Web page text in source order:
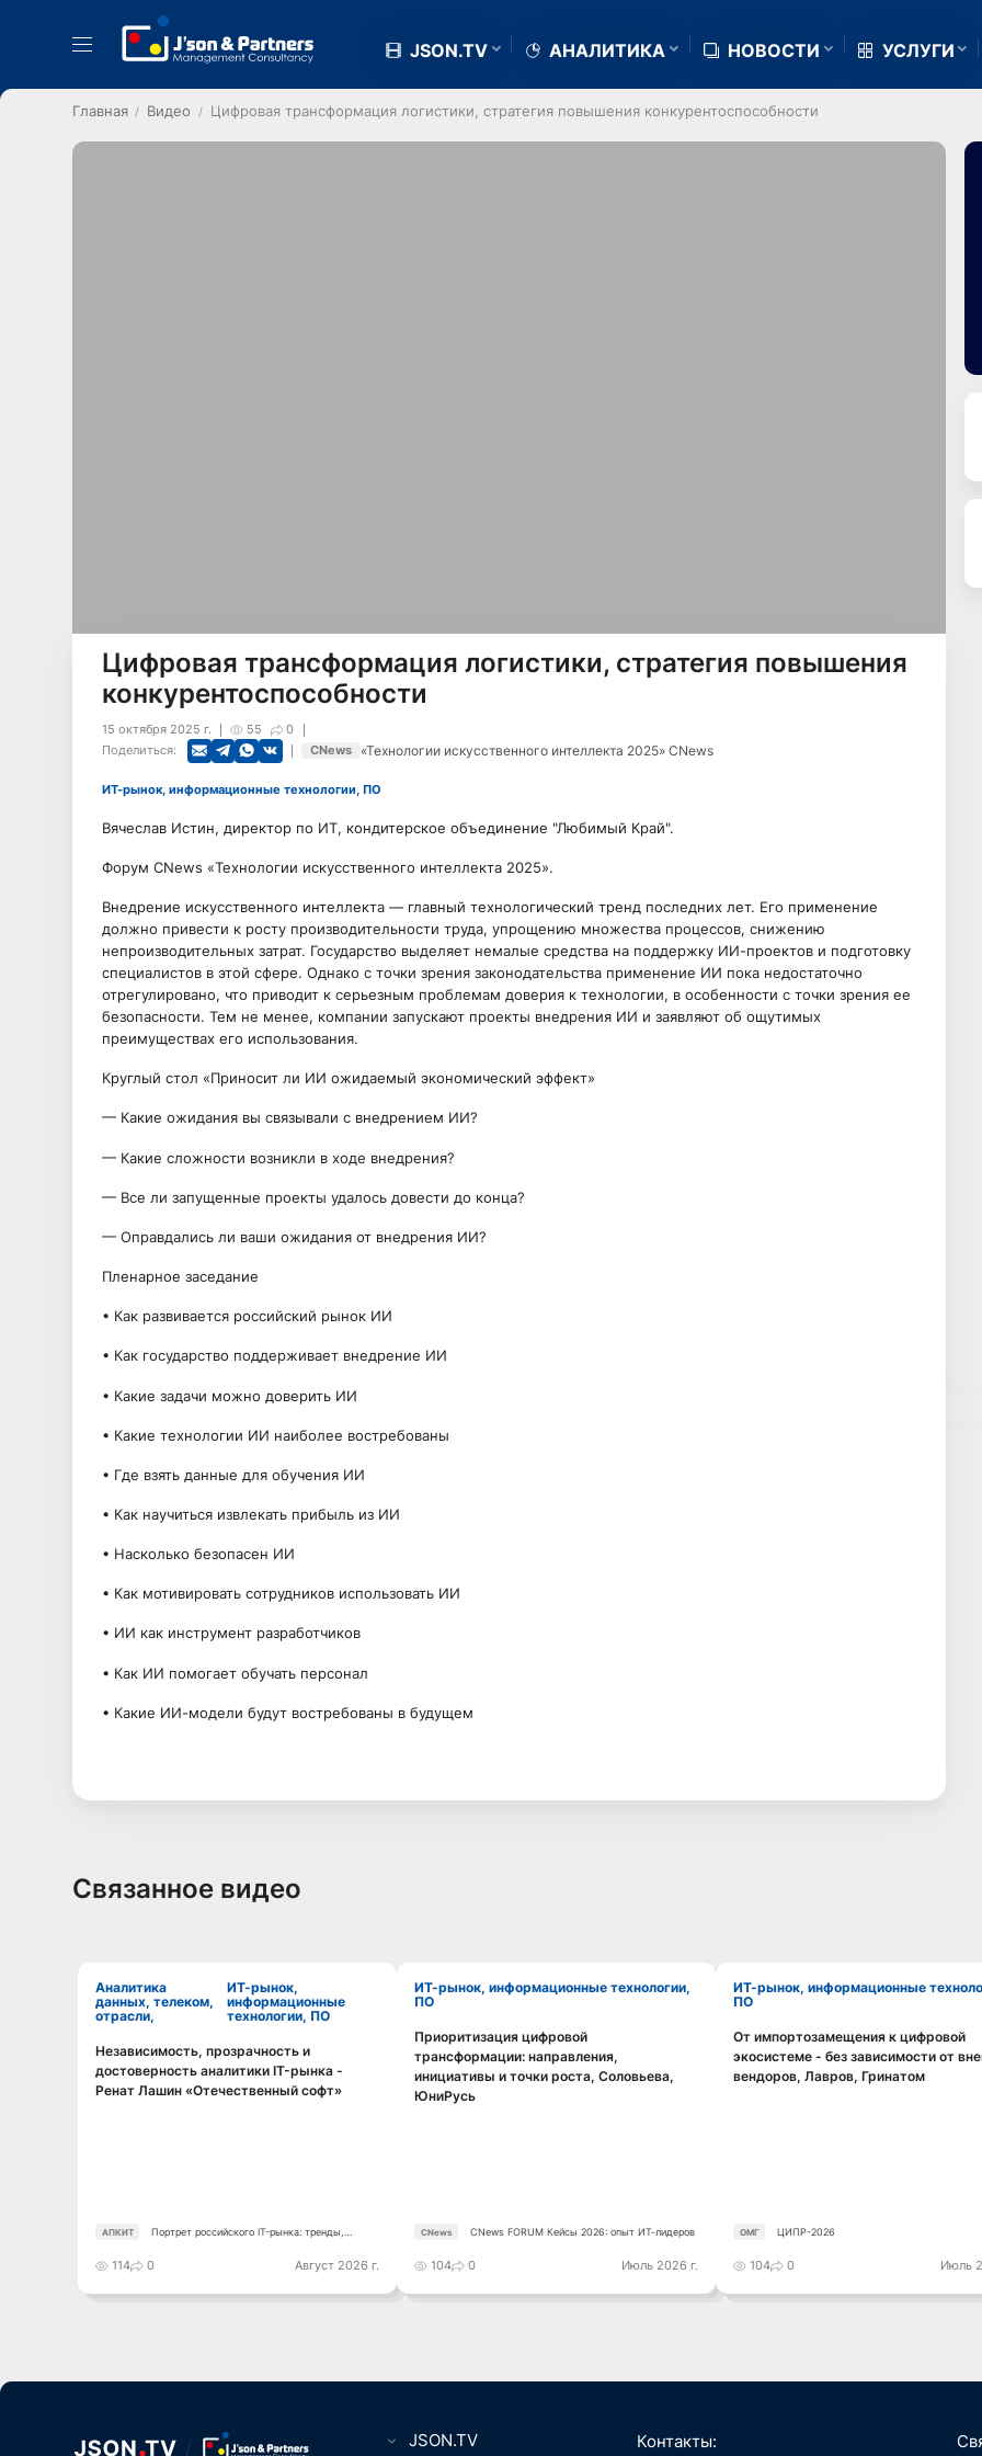
JSON.TV АНАЛИТИКА НОВОСТИ УСЛУГИ
Главная Видео Цифровая трансформация логистики, стратегия повышения конкурентоспособности
Цифровая трансформация логистики, стратегия повышения
конкурентоспособности
55 0
15 октября 2025 г.
Поделиться:
CNews «Технологии искусственного интеллекта 2025» CNews
ИТ-рынок, информационные технологии, ПО
Вячеслав Истин, директор по ИТ, кондитерское объединение "Любимый Край".
Форум CNews «Технологии искусственного интеллекта 2025».
Внедрение искусственного интеллекта — главный технологический тренд последних лет. Его применение
должно привести к росту производительности труда, упрощению множества процессов, снижению
непроизводительных затрат. Государство выделяет немалые средства на поддержку ИИ-проектов и подготовку
специалистов в этой сфере. Однако с точки зрения законодательства применение ИИ пока недостаточно
отрегулировано, что приводит к серьезным проблемам доверия к технологии, в особенности с точки зрения ее
безопасности. Тем не менее, компании запускают проекты внедрения ИИ и заявляют об ощутимых
преимуществах его использования.
Круглый стол «Приносит ли ИИ ожидаемый экономический эффект»
— Какие ожидания вы связывали с внедрением ИИ?
— Какие сложности возникли в ходе внедрения?
— Все ли запущенные проекты удалось довести до конца?
— Оправдались ли ваши ожидания от внедрения ИИ?
Пленарное заседание
• Как развивается российский рынок ИИ
• Как государство поддерживает внедрение ИИ
• Какие задачи можно доверить ИИ
• Какие технологии ИИ наиболее востребованы
• Где взять данные для обучения ИИ
• Как научиться извлекать прибыль из ИИ
• Насколько безопасен ИИ
• Как мотивировать сотрудников использовать ИИ
• ИИ как инструмент разработчиков
• Как ИИ помогает обучать персонал
• Какие ИИ-модели будут востребованы в будущем
Связанное видео
Аналитика
данных, телеком,
отрасли,
ИТ-рынок,
информационные
технологии, ПО
Смотреть видео
Независимость, прозрачность и
достоверность аналитики IT-рынка -
Ренат Лашин «Отечественный софт»
АПКИТ
Портрет российского IT-рынка: тренды,
114 0 Август 2026 г.
ИТ-рынок, информационные технологии,
ПО
Смотреть видео
Приоритизация цифровой
трансформации: направления,
инициативы и точки роста, Соловьева,
ЮниРусь
CNews CNews FORUM Кейсы 2026: опыт ИТ-лидеров
104 0 Июль 2026 г.
ИТ-рынок, информационные технологии,
ПО
Смотреть видео
От импортозамещения к цифровой
экосистеме - без зависимости от
вендоров, Лавров, Гринатом
ОМГ ЦИПР-2026
104 0 Июль
JSON.TV Контакты: